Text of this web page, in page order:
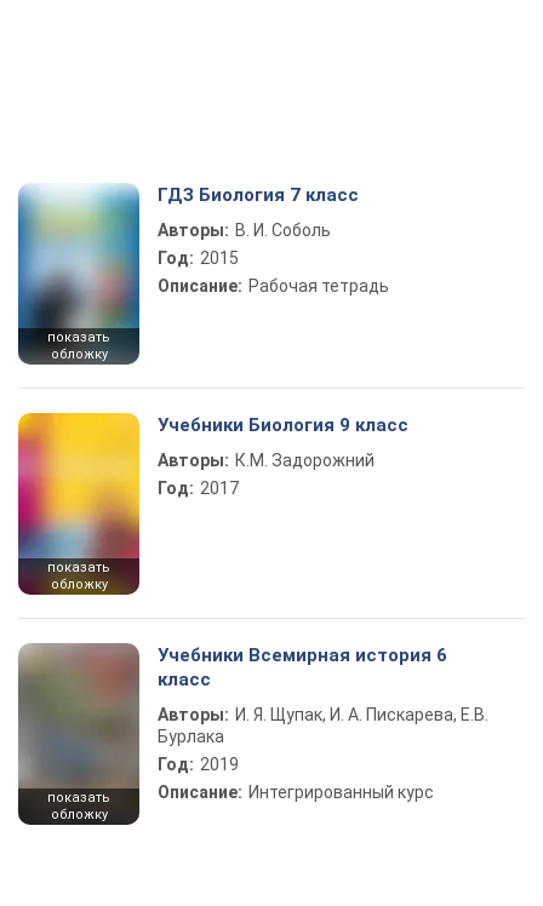
показать
обложку
ГДЗ Биология 7 класс
Авторы: В. И. Соболь
Год: 2015
Описание: Рабочая тетрадь
показать
обложку
Учебники Биология 9 класс
Авторы: К.М. Задорожний
Год: 2017
показать
обложку
Учебники Всемирная история 6
класс
Авторы: И. Я. Щупак, И. А. Пискарева, Е.В.
Бурлака
Год: 2019
Описание: Интегрированный курс